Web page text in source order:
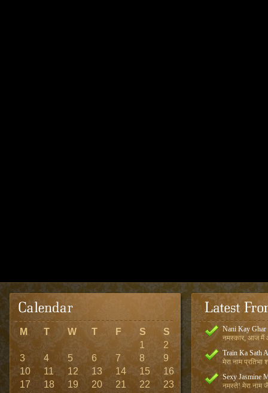
M T W T F S S
1
2
3
4 5 6 7 8
9
10
11 12 13 14 15
16
17
18 19 20 21 22
23
Nani Kay Ghar
नमस्कार, आज मैं
Train Ka Sath
मेरा नाम प्रतिभा
Sexy Jasmine
नमस्ते! मेरा नाम